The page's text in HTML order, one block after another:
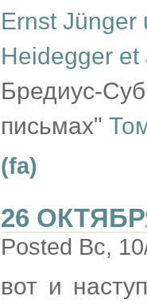
Ernst Jünger
Heidegger et
Бредиус-
письмах"
(fa)
26
Posted Вс,
вот и